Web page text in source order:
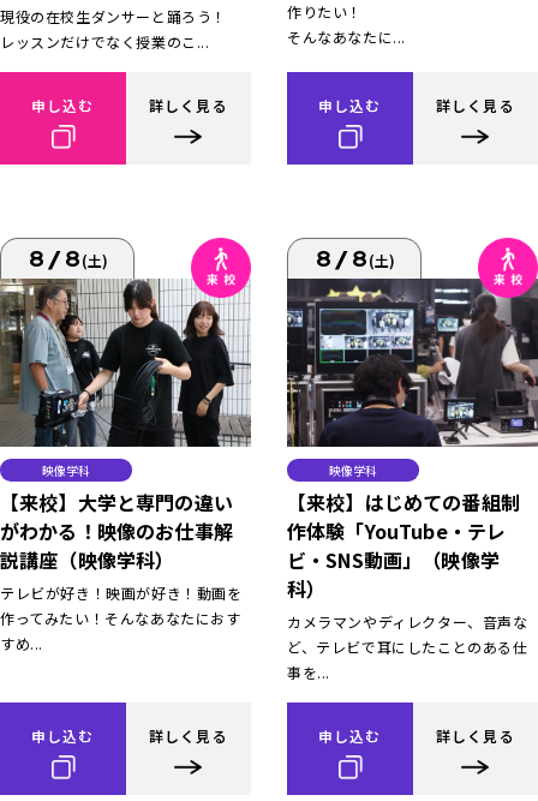
現役の在校生ダンサーと踊ろう！
レッスンだけでなく授業のこ...
申し込む 詳しく見る
作りたい！
そんなあなたに...
申し込む 詳しく見る
8/8(土)
映像学科
【来校】大学と専門の違い
がわかる！映像のお仕事解
説講座（映像学科）
テレビが好き！映画が好き！動画を
作ってみたい！そんなあなたにおす
すめ...
申し込む 詳しく見る
8/8(土)
映像学科
【来校】はじめての番組制
作体験「YouTube・テレ
ビ・SNS動画」（映像学
科）
カメラマンやディレクター、音声な
ど、テレビで耳にしたことのある仕
事を...
申し込む 詳しく見る